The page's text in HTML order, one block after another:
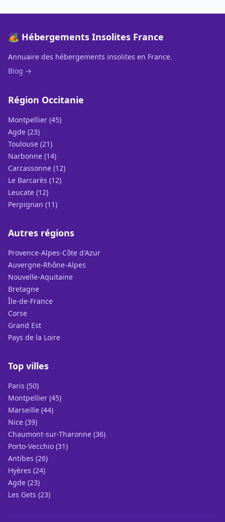
🏕️ Hébergements Insolites France
Annuaire des hébergements insolites en France.
Blog →
Région Occitanie
Montpellier (45)
Agde (23)
Toulouse (21)
Narbonne (14)
Carcassonne (12)
Le Barcarès (12)
Leucate (12)
Perpignan (11)
Autres régions
Provence-Alpes-Côte d'Azur
Auvergne-Rhône-Alpes
Nouvelle-Aquitaine
Bretagne
Île-de-France
Corse
Grand Est
Pays de la Loire
Top villes
Paris (50)
Montpellier (45)
Marseille (44)
Nice (39)
Chaumont-sur-Tharonne (36)
Porto-Vecchio (31)
Antibes (26)
Hyères (24)
Agde (23)
Les Gets (23)